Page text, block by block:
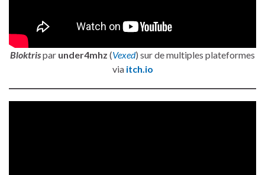
Bloktrispar under4mhz (Vexed) sur de multiples plateformes
via itch.io